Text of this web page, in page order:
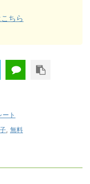
ちら
ト
, 無料